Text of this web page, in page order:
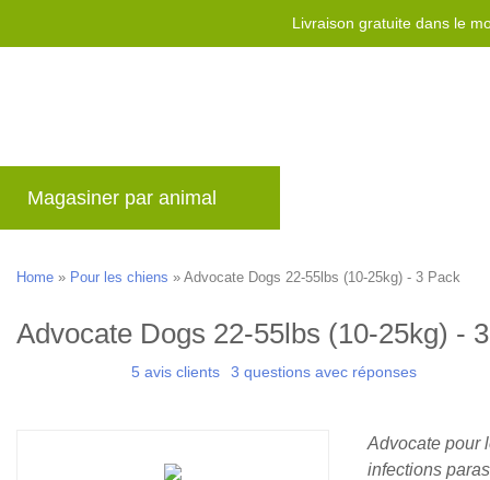
Livraison gratuite dans le
Magasiner par animal
Home » Pour les chiens » Advocate Dogs 22-55lbs (10-25kg) - 3 Pack
Advocate Dogs 22-55lbs (10-25kg) -
5 avis clients 3 questions avec réponses
Advocate pour
infections